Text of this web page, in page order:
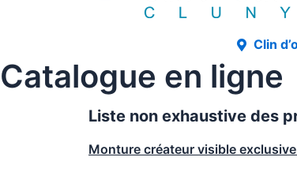
Clin
Catalogue en ligne
Liste non exhaustive des
Monture créateur visible